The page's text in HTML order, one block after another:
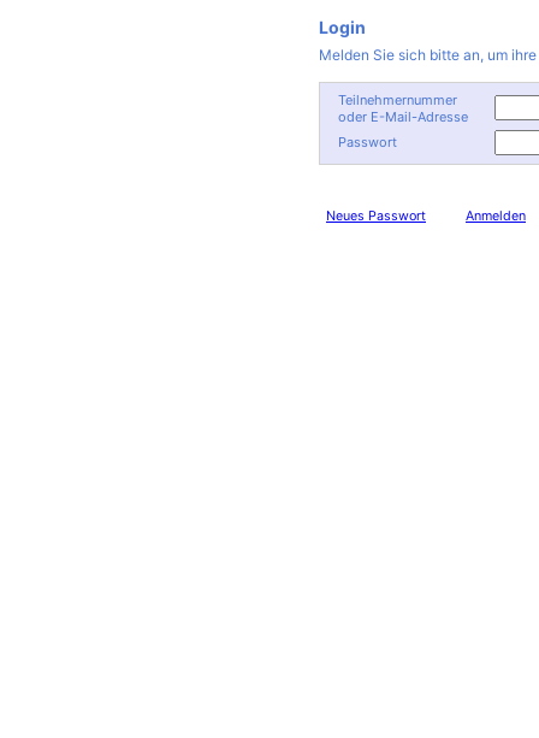
Login
Melden Sie sich bitte an, um
Teilnehmernummer
oder E-Mail-Adresse
Passwort
Neues Passwort Anmelden